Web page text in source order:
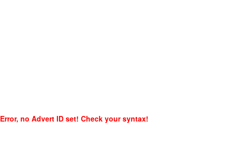
Error, no Advert ID set! Check your syntax!